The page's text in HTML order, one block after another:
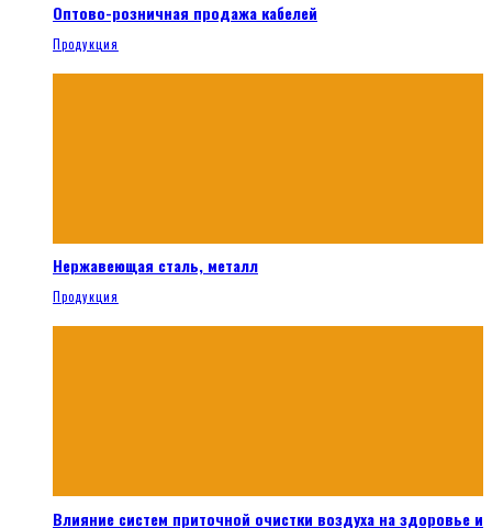
Оптово-розничная продажа кабелей
Продукция
Нержавеющая сталь, металл
Продукция
Влияние систем приточной очистки воздуха на здоровье и